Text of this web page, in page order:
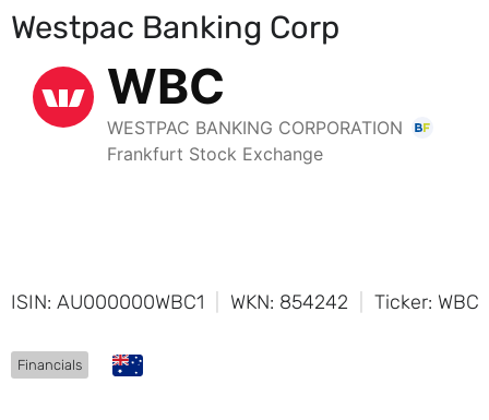
Westpac Banking Corp
ISIN: AU000000WBC1 WKN: 854242 Ticker: WBC
Financials